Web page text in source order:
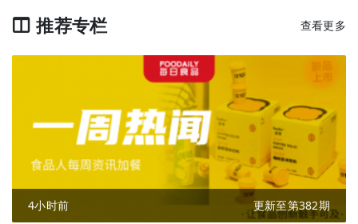
推荐专栏 查看更多
4小时前 更新至第382期